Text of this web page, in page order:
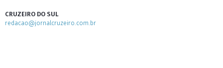
CRUZEIRO DO SUL
redacao@jornalcruzeiro.com.br